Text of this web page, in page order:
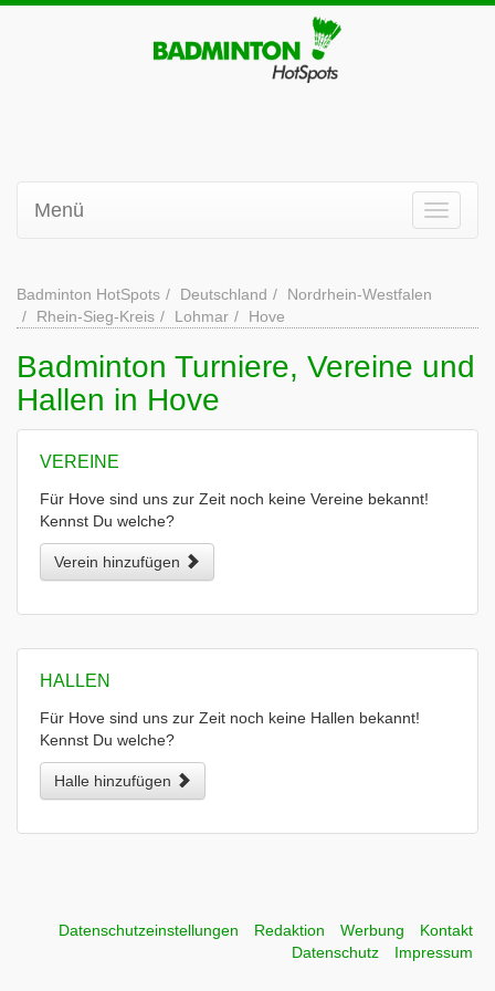
Menü
Badminton HotSpots Deutschland
Nordrhein-Westfalen
Rhein-Sieg-Kreis
Lohmar Hove
Badminton Turniere, Vereine und
Hallen in Hove
VEREINE
Für Hove sind uns zur Zeit noch keine Vereine bekannt!
Kennst Du welche?
Verein hinzufügen
HALLEN
Für Hove sind uns zur Zeit noch keine Hallen bekannt!
Kennst Du welche?
Halle hinzufügen
Datenschutzeinstellungen Redaktion Werbung
Kontakt
Datenschutz
Impressum